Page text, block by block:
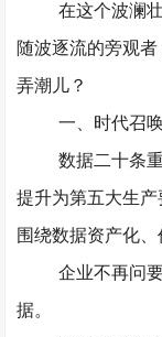
在这个波澜
随波逐流的旁观
弄潮儿？
一、时代召唤
数据二十条
提升为第五大生
围绕数据资产化、
企业不再问
据。